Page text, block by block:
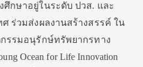
ศึกษาอยู่ในระดับ ปวส. และ
ร่วมส่งผลงานสร้างสรรค์ ใน
รรมอนุรักษ์ทรัพยากรทาง
Ocean for Life Innovation